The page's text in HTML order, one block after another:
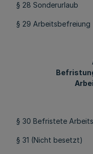
§ 28 Sonderurlaub
§ 29 Arbeitsbefreiung
§ 30 Befristete
§ 31 (Nicht besetzt)